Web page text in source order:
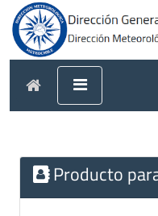
Producto